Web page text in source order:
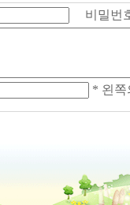
비밀번
* 왼쪽